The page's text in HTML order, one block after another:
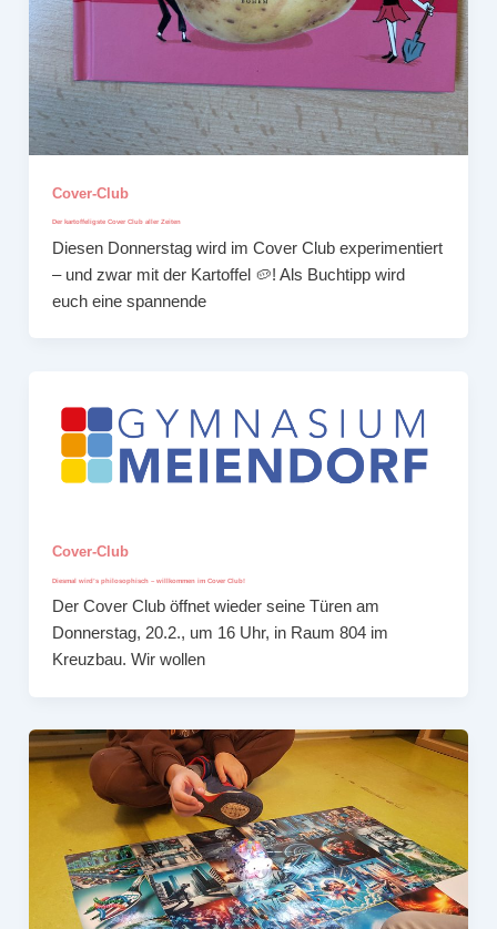
Cover-Club
Der kartoffeligste Cover Club aller Zeiten
Diesen Donnerstag wird im Cover Club experimentiert
– und zwar mit der Kartoffel 🥔! Als Buchtipp wird
euch eine spannende
Cover-Club
Diesmal wird’s philosophisch – willkommen im Cover Club!
Der Cover Club öffnet wieder seine Türen am
Donnerstag, 20.2., um 16 Uhr, in Raum 804 im
Kreuzbau. Wir wollen